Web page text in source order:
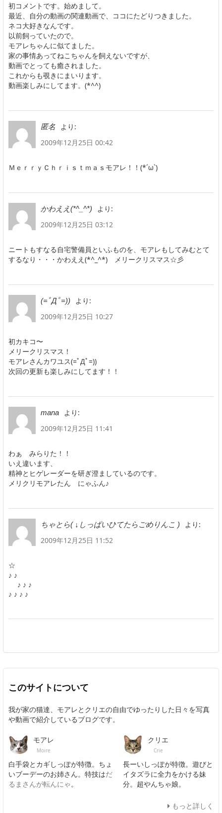
初コメントです。始めまして。
最近、自分の動画の関連動画で、ココにたどりつきました。
ネコ大好きなんです。
以前飼っていたので。
モアレちゃんに似てました。
家の事情あってねこちゃんを飼えないですが、
動画でとっても癒されました。
これからも覗きにまいります。
動画楽しみにしてます。(*^^)
匿名
より:
2009年12月25日 00:42
ＭｅｒｒｙＣｈｒｉｓｔｍａｓモアレ！！(*´ω`)
かわええ(*^_^*)
より:
2009年12月25日 03:12
ニートもすなる自宅警備員といふものを、モアレもしてみむとて
するなり・・・かわええ(*^_^*) メリークリスマス☆彡
(=ﾟДﾟ=))
より:
2009年12月25日 10:27
初カキコ〜
メリークリスマス！
モアレさんカワユス(=ﾟДﾟ=))
次回の更新も楽しみにしてます！！
mana
より:
2009年12月25日 11:41
わぁ みらりた！！
いえ違います、
精神とヒゲレーダーを研ぎ澄ましているのです。
メリクリモアレたん にゃふん♪
ちゃとら( ↓しっぱいひてたらごめりんこ )
より:
2009年12月25日 11:52
☆
♪ ♪
♪ ♪ ♪
♪ ♪ ♪ ♪
このサイトについて
我が家の猫達、モアレとクリエの自由でゆったりした日々を写真
や動画で紹介しているブログです。
モアレ
Moire
白手袋とカギしっぽが特徴。ちょ
いブーデーのお姉さん。特技はだ
るまさんが転んにゃ。
クリエ
Crie
長ーいしっぽが特徴。遊びと
イタズラに全力をかける妹
分。超やんちゃ娘。
もっと詳しく